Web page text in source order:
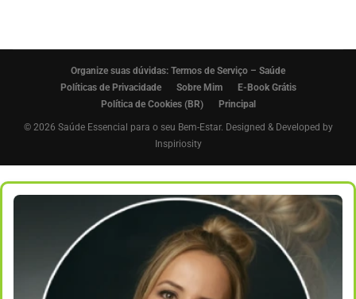
Organize suas dúvidas: Termos de Serviço – Saúde
Políticas de Privacidade
Sobre Mim
E-Book Grátis
Política de Cookies (BR)
Principal
© 2026 Saúde Essencial para o seu Bem-Estar. Designed & Developed by
Inspiriosity